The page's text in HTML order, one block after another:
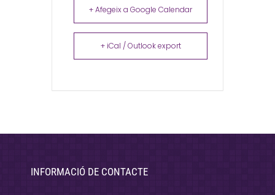
+ Afegeix a Google Calendar
+ iCal / Outlook export
INFORMACIÓ DE CONTACTE